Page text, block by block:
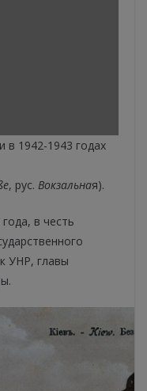
в 1942-1943 годах
, рус. Вокзальная).
в честь
УНР, главы